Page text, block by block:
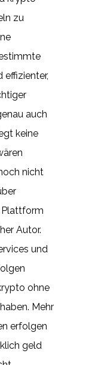
zu
effizienter,
auch
keine
nicht
Plattform
Autor.
und
ohne
Mehr
erfolgen
geld